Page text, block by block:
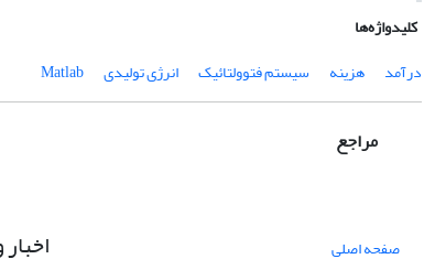
کلیدواژه‌ها
درآمد
هزینه سیستم فتوولتائیک انرژی تولیدی Matlab
مراجع
صفحه اصلی